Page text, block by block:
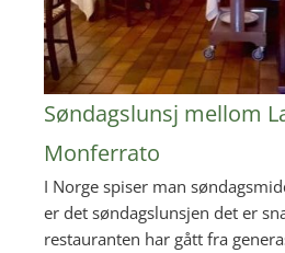
Søndagslunsj mellom
Monferrato
I Norge spiser man
er det søndagslunsjen det er
restauranten har gått fra